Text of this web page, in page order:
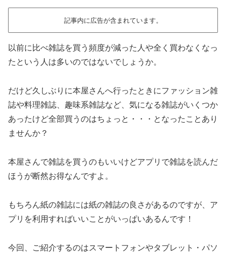
記事内に広告が含まれています。
以前に比べ雑誌を買う頻度が減った人や全く買わなくなっ
たという人は多いのではないでしょうか。
だけど久しぶりに本屋さんへ行ったときにファッション雑
誌や料理雑誌、趣味系雑誌など、気になる雑誌がいくつか
あったけど全部買うのはちょっと・・・となったことあり
ませんか？
本屋さんで雑誌を買うのもいいけどアプリで雑誌を読んだ
ほうが断然お得なんですよ。
もちろん紙の雑誌には紙の雑誌の良さがあるのですが、ア
プリを利用すればいいことがいっぱいあるんです！
今回、ご紹介するのはスマートフォンやタブレット・パソ